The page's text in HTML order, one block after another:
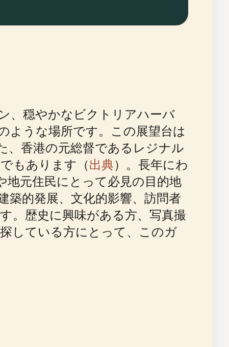
、穏やかなビクトリアハーバ
ような場所です。この展望台は
、香港の元総督であるレジナル
もあります（出典）。長年にわ
地元住民にとって必見の目的地
築的発展、文化的影響、訪問者
。歴史に興味がある方、写真撮
している方にとって、このガ